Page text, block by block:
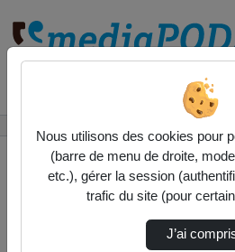
1 vidéo trouvée
Nous utilisons des cookies pour
(barre de menu de droite,
etc.), gérer la session
trafic du site (pour
J’ai